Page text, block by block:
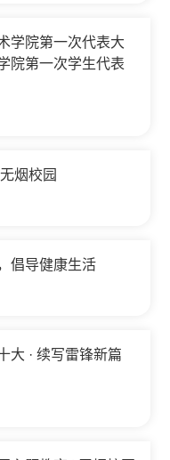
学院第一次代表大
院第一次学生代表
烟校园
倡导健康生活
大 · 续写雷锋新篇